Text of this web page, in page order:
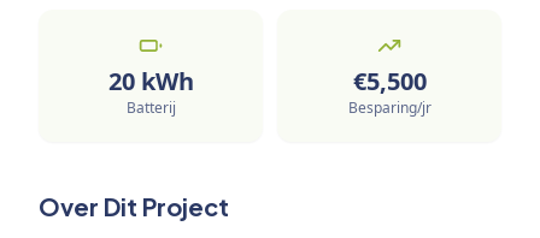
20kWh
Batterij
€5,500
Besparing/jr
Over Dit Project